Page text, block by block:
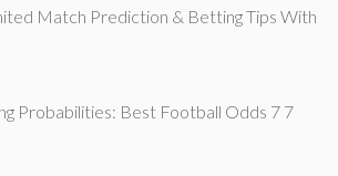
Match Prediction & Betting Tips With
Probabilities: Best Football Odds 7 7